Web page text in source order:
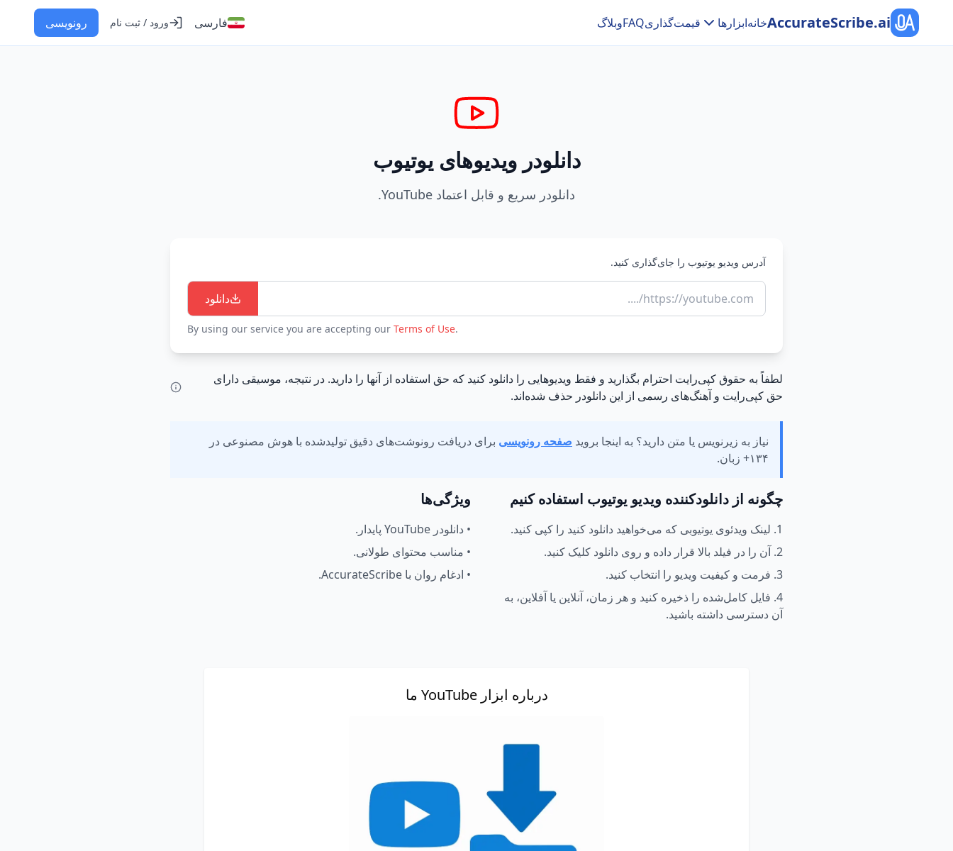
AccurateScribe.aiخانهابزارها قیمت‌گذاریFAQوبلاگ فارسی ورود / ثبت نام رونویسی
دانلودر ویدیوهای یوتیوب
دانلودر سریع و قابل اعتماد YouTube.
آدرس ویدیو یوتیوب را جای‌گذاری کنید.
https://youtube.com/.... دانلود
By using our service you are accepting our Terms of Use.
لطفاً به حقوق کپی‌رایت احترام بگذارید و فقط ویدیوهایی را دانلود کنید که حق استفاده از آنها را دارید. در نتیجه، موسیقی دارای
حق کپی‌رایت و آهنگ‌های رسمی از این دانلودر حذف شده‌اند.
نیاز به زیرنویس یا متن دارید؟ به اینجا بروید صفحه رونویسی برای دریافت رونوشت‌های دقیق تولیدشده با هوش مصنوعی در
۱۳۴+ زبان.
1. لینک ویدئوی یوتیوبی که می‌خواهید دانلود کنید را کپی کنید.
2. آن را در فیلد بالا قرار داده و روی دانلود کلیک کنید.
3. فرمت و کیفیت ویدیو را انتخاب کنید.
‎4. فایل کامل‌شده را ذخیره کنید و هر زمان، آنلاین یا آفلاین، به
آن دسترسی داشته باشید.
ویژگی‌ها
• دانلودر YouTube پایدار.
• مناسب محتوای طولانی.
• ادغام روان با AccurateScribe.
درباره ابزار YouTube ما